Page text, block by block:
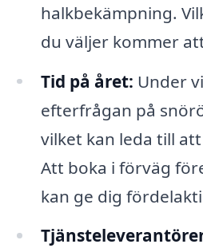
halkbekämpning.
du väljer kommer
Tid på året: Under
efterfrågan på
vilket kan leda till
Att boka i förväg
kan ge dig